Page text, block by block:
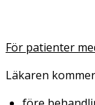
För patienter
Läkaren